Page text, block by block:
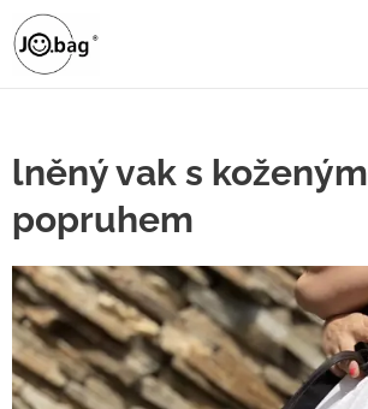
lněný vak s koženým
popruhem